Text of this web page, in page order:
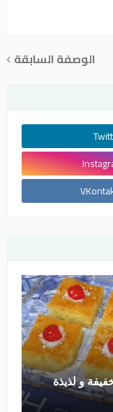
الوصفة السابقة
و لذيذة